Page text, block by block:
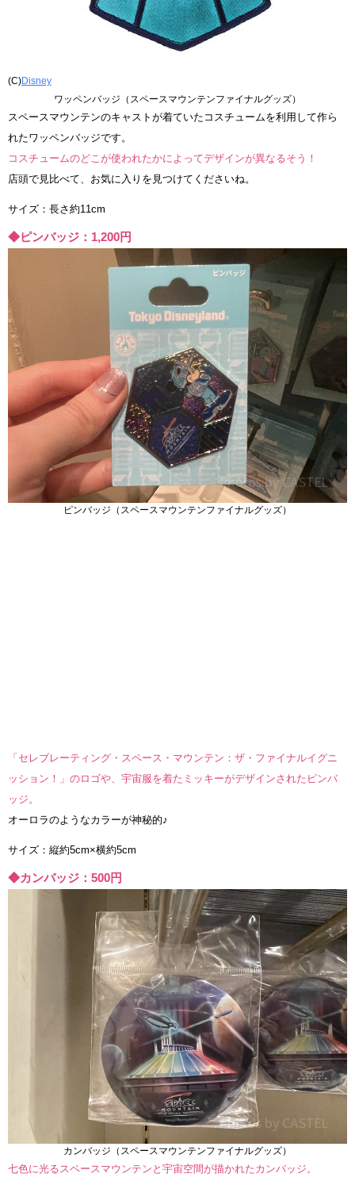
(C)Disney
ワッペンバッジ（スペースマウンテンファイナルグッズ）
スペースマウンテンのキャストが着ていたコスチュームを利用して作ら
れたワッペンバッジです。
コスチュームのどこが使われたかによってデザインが異なるそう！
店頭で見比べて、お気に入りを見つけてくださいね。
サイズ：長さ約11cm
◆ピンバッジ：1,200円
ピンバッジ（スペースマウンテンファイナルグッズ）
「セレブレーティング・スペース・マウンテン：ザ・ファイナルイグニ
ッション！」のロゴや、宇宙服を着たミッキーがデザインされたピンバ
ッジ。
オーロラのようなカラーが神秘的♪
サイズ：縦約5cm×横約5cm
◆カンバッジ：500円
カンバッジ（スペースマウンテンファイナルグッズ）
七色に光るスペースマウンテンと宇宙空間が描かれたカンバッジ。